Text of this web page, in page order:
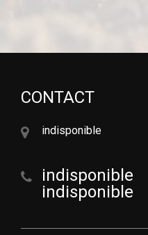
CONTACT
indisponible
indisponible
indisponible